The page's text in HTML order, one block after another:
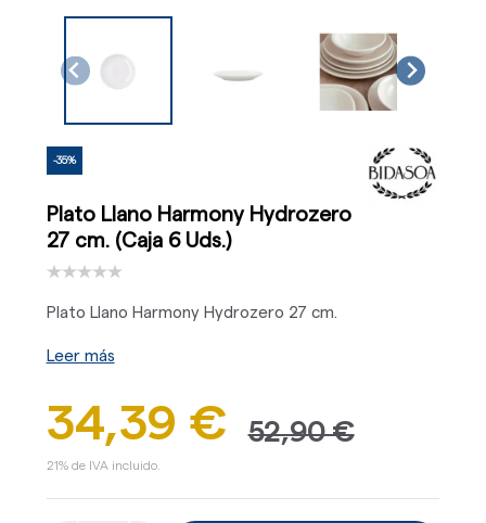
-35%
Plato Llano Harmony Hydrozero
27 cm. (Caja 6 Uds.)
Plato Llano Harmony Hydrozero 27 cm.
Leer más
34,39 € 52,90 €
21% de IVA incluido.